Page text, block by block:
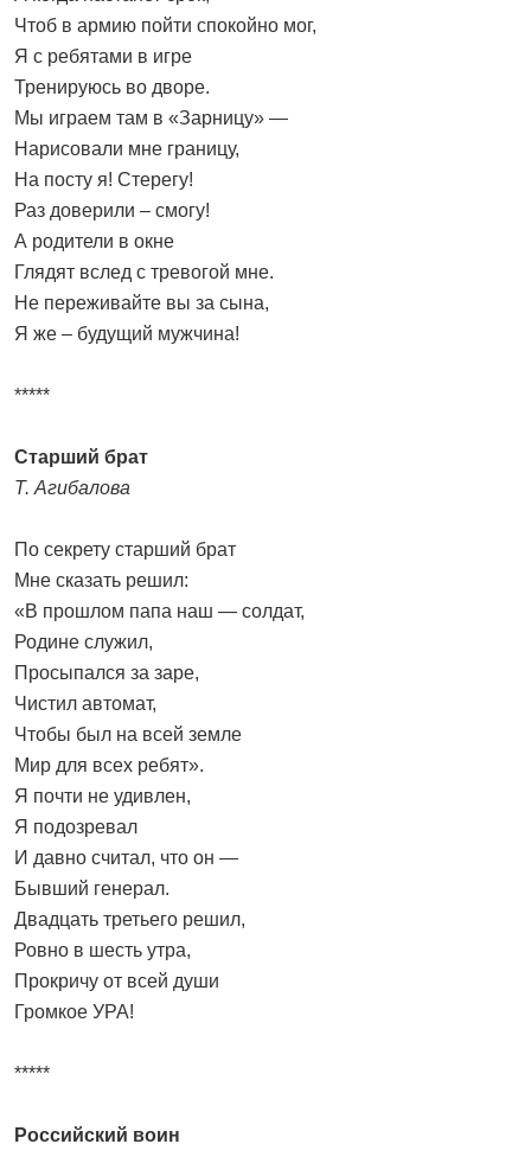
Чтоб в армию пойти спокойно мог,
Я с ребятами в игре
Тренируюсь во дворе.
Мы играем там в «Зарницу» —
Нарисовали мне границу,
На посту я! Стерегу!
Раз доверили – смогу!
А родители в окне
Глядят вслед с тревогой мне.
Не переживайте вы за сына,
Я же – будущий мужчина!
*****
Старший брат
Т. Агибалова
По секрету старший брат
Мне сказать решил:
«В прошлом папа наш — солдат,
Родине служил,
Просыпался за заре,
Чистил автомат,
Чтобы был на всей земле
Мир для всех ребят».
Я почти не удивлен,
Я подозревал
И давно считал, что он —
Бывший генерал.
Двадцать третьего решил,
Ровно в шесть утра,
Прокричу от всей души
Громкое УРА!
*****
Российский воин